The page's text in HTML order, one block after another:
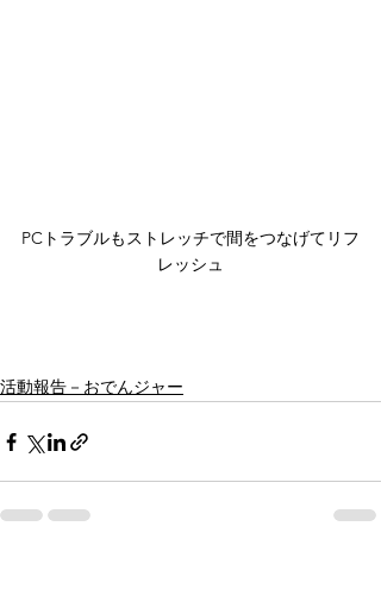
PCトラブルもストレッチで間をつなげてリフ
レッシュ
活動報告－おでんジャー